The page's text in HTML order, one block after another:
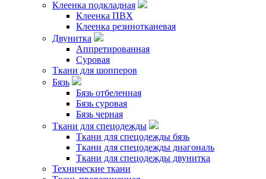
Клеенка подкладная
Клеенка ПВХ
Клеенка резинотканевая
Двунитка
Аппретированная
Суровая
Ткани для шопперов
Бязь
Бязь отбеленная
Бязь суровая
Бязь черная
Ткани для спецодежды
Ткани для спецодежды бязь
Ткани для спецодежды диагональ
Ткани для спецодежды двунитка
Технические ткани